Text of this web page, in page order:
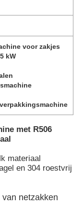
voor zakjes
kW
met R506
materiaal
en 304 roestvrij
netzakken